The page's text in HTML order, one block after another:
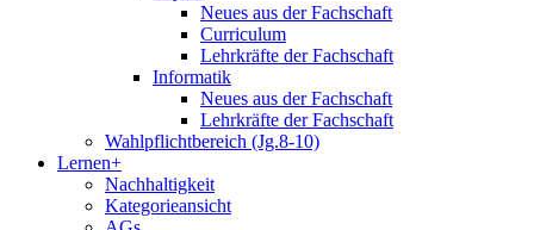
Neues aus der Fachschaft
Curriculum
Lehrkräfte der Fachschaft
Informatik
Neues aus der Fachschaft
Lehrkräfte der Fachschaft
Wahlpflichtbereich (Jg.8-10)
Lernen+
Nachhaltigkeit
Kategorieansicht